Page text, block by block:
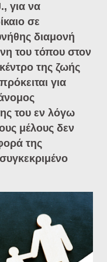
για να
σε
διαμονή
του τόπου στον
της ζωής
για
του εν λόγω
μέλους δεν
της